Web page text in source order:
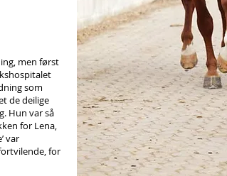
men først
som
de deilige
Hun var så
for Lena,
var
for